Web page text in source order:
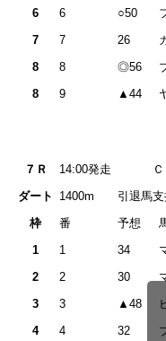
6
6 ○50
7
7 26
8
8 ◎56
8
9 ▲44
７Ｒ
14:00発走
ダート
1400m
引退馬
枠
番 予想
1
1 34
2
2 30
3
3 ▲48
4
4 32